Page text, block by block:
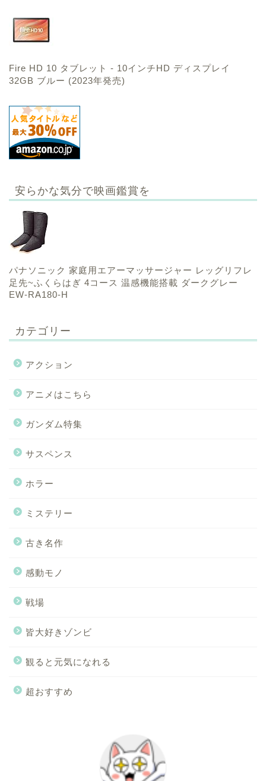
Fire HD 10 タブレット - 10インチHD ディスプレイ
32GB ブルー (2023年発売)
安らかな気分で映画鑑賞を
パナソニック 家庭用エアーマッサージャー レッグリフレ
足先~ふくらはぎ 4コース 温感機能搭載 ダークグレー
EW-RA180-H
カテゴリー
アクション
アニメはこちら
ガンダム特集
サスペンス
ホラー
ミステリー
古き名作
感動モノ
戦場
皆大好きゾンビ
観ると元気になれる
超おすすめ